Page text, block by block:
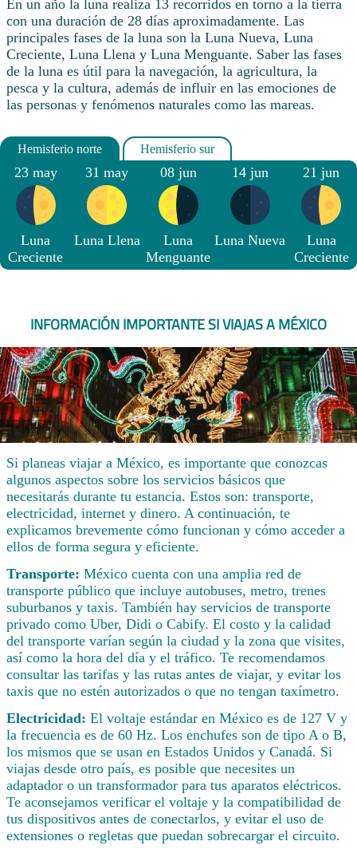
En un año la luna realiza 13 recorridos en torno a la tierra
con una duración de 28 días aproximadamente. Las
principales fases de la luna son la Luna Nueva, Luna
Creciente, Luna Llena y Luna Menguante. Saber las fases
de la luna es útil para la navegación, la agricultura, la
pesca y la cultura, además de influir en las emociones de
las personas y fenómenos naturales como las mareas.
23 may
Luna
Creciente
31 may
Luna Llena
08 jun
Luna
Menguante
14 jun
Luna Nueva
21 jun
Luna
Creciente
INFORMACIÓN IMPORTANTE SI VIAJAS A MÉXICO
Si planeas viajar a México, es importante que conozcas
algunos aspectos sobre los servicios básicos que
necesitarás durante tu estancia. Estos son: transporte,
electricidad, internet y dinero. A continuación, te
explicamos brevemente cómo funcionan y cómo acceder a
ellos de forma segura y eficiente.
Transporte: México cuenta con una amplia red de
transporte público que incluye autobuses, metro, trenes
suburbanos y taxis. También hay servicios de transporte
privado como Uber, Didi o Cabify. El costo y la calidad
del transporte varían según la ciudad y la zona que visites,
así como la hora del día y el tráfico. Te recomendamos
consultar las tarifas y las rutas antes de viajar, y evitar los
taxis que no estén autorizados o que no tengan taxímetro.
Electricidad: El voltaje estándar en México es de 127 V y
la frecuencia es de 60 Hz. Los enchufes son de tipo A o B,
los mismos que se usan en Estados Unidos y Canadá. Si
viajas desde otro país, es posible que necesites un
adaptador o un transformador para tus aparatos eléctricos.
Te aconsejamos verificar el voltaje y la compatibilidad de
tus dispositivos antes de conectarlos, y evitar el uso de
extensiones o regletas que puedan sobrecargar el circuito.